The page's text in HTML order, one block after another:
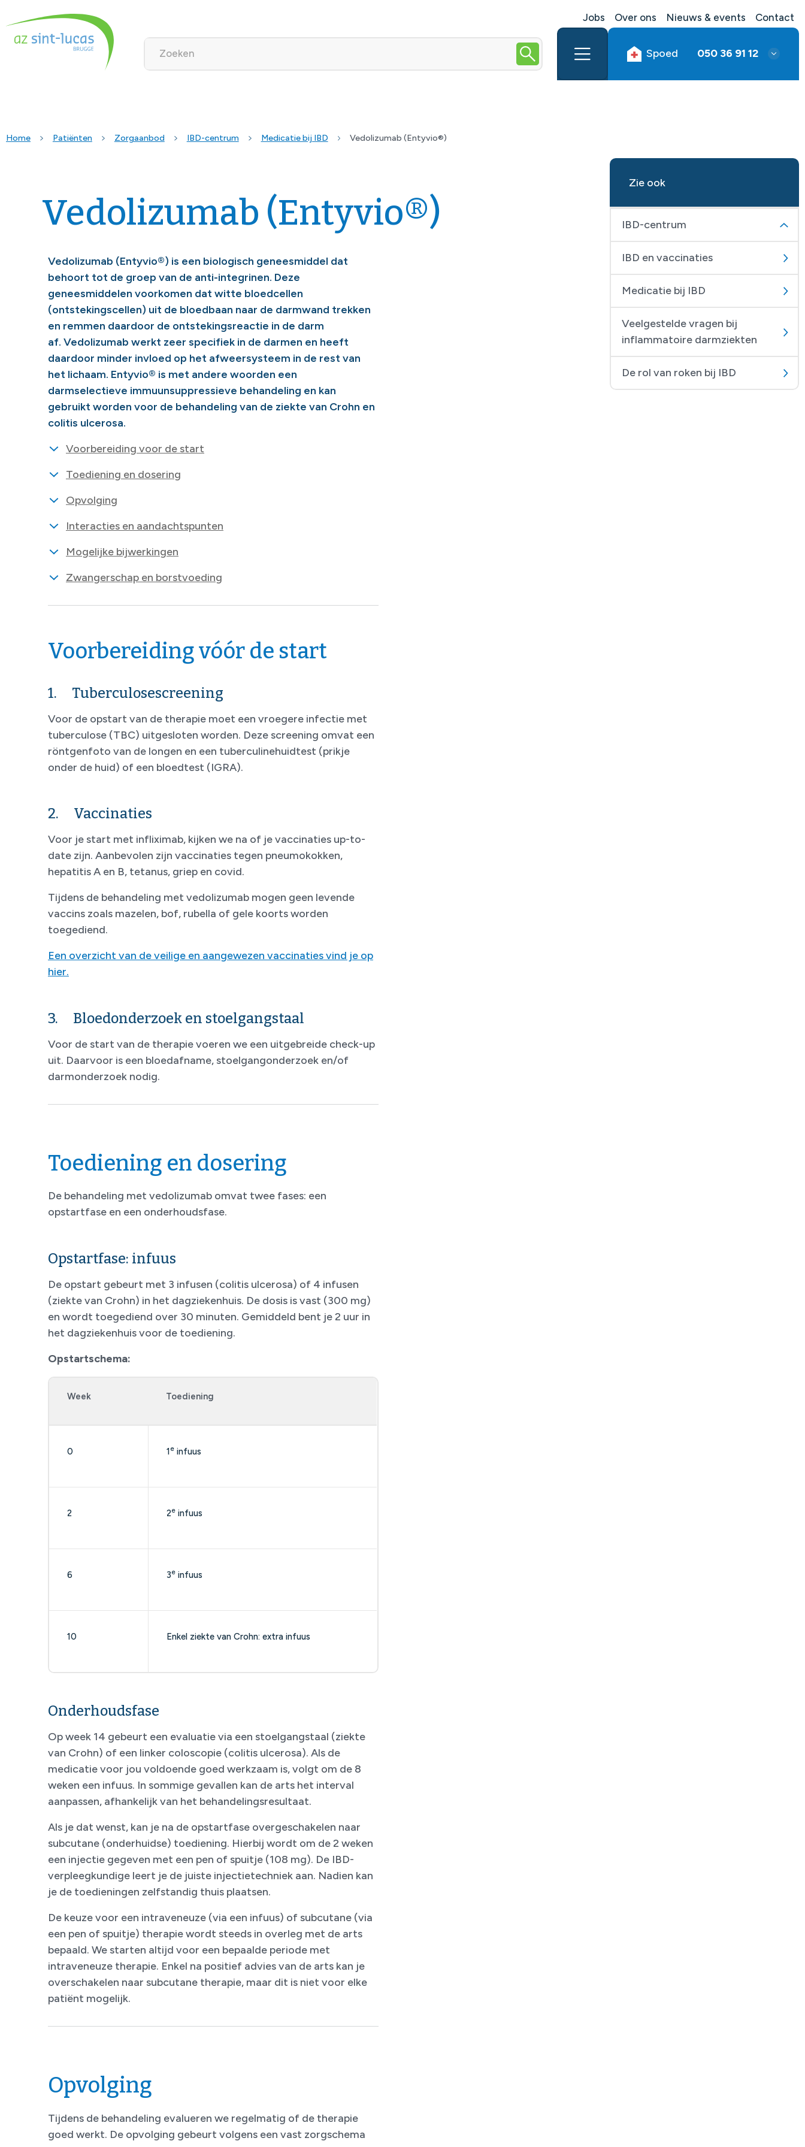
Jobs Over ons Nieuws & events Contact
Spoed 050 36 91 12
Home Patiënten Zorgaanbod IBD-centrum Medicatie bij IBD Vedolizumab (Entyvio®)
Vedolizumab (Entyvio®)
Vedolizumab (Entyvio®) is een biologisch geneesmiddel dat
behoort tot de groep van de anti-integrinen. Deze
geneesmiddelen voorkomen dat witte bloedcellen
(ontstekingscellen) uit de bloedbaan naar de darmwand trekken
en remmen daardoor de ontstekingsreactie in de darm
af. Vedolizumab werkt zeer specifiek in de darmen en heeft
daardoor minder invloed op het afweersysteem in de rest van
het lichaam. Entyvio® is met andere woorden een
darmselectieve immuunsuppressieve behandeling en kan
gebruikt worden voor de behandeling van de ziekte van Crohn en
colitis ulcerosa.
Voorbereiding voor de start
Toediening en dosering
Opvolging
Interacties en aandachtspunten
Mogelijke bijwerkingen
Zwangerschap en borstvoeding
Voorbereiding vóór de start
1. Tuberculosescreening
Voor de opstart van de therapie moet een vroegere infectie met
tuberculose (TBC) uitgesloten worden. Deze screening omvat een
röntgenfoto van de longen en een tuberculinehuidtest (prikje
onder de huid) of een bloedtest (IGRA).
2. Vaccinaties
Voor je start met infliximab, kijken we na of je vaccinaties up-to-
date zijn. Aanbevolen zijn vaccinaties tegen pneumokokken,
hepatitis A en B, tetanus, griep en covid.
Tijdens de behandeling met vedolizumab mogen geen levende
vaccins zoals mazelen, bof, rubella of gele koorts worden
toegediend.
Een overzicht van de veilige en aangewezen vaccinaties vind je op
hier.
3. Bloedonderzoek en stoelgangstaal
Voor de start van de therapie voeren we een uitgebreide check-up
uit. Daarvoor is een bloedafname, stoelgangonderzoek en/of
darmonderzoek nodig.
Toediening en dosering
De behandeling met vedolizumab omvat twee fases: een
opstartfase en een onderhoudsfase.
Opstartfase: infuus
De opstart gebeurt met 3 infusen (colitis ulcerosa) of 4 infusen
(ziekte van Crohn) in het dagziekenhuis. De dosis is vast (300 mg)
en wordt toegediend over 30 minuten. Gemiddeld bent je 2 uur in
het dagziekenhuis voor de toediening.
Opstartschema:
Week Toediening
0 1e infuus
2 2e infuus
6 3e infuus
10 Enkel ziekte van Crohn: extra infuus
Onderhoudsfase
Op week 14 gebeurt een evaluatie via een stoelgangstaal (ziekte
van Crohn) of een linker coloscopie (colitis ulcerosa). Als de
medicatie voor jou voldoende goed werkzaam is, volgt om de 8
weken een infuus. In sommige gevallen kan de arts het interval
aanpassen, afhankelijk van het behandelingsresultaat.
Als je dat wenst, kan je na de opstartfase overgeschakelen naar
subcutane (onderhuidse) toediening. Hierbij wordt om de 2 weken
een injectie gegeven met een pen of spuitje (108 mg). De IBD-
verpleegkundige leert je de juiste injectietechniek aan. Nadien kan
je de toedieningen zelfstandig thuis plaatsen.
De keuze voor een intraveneuze (via een infuus) of subcutane (via
een pen of spuitje) therapie wordt steeds in overleg met de arts
bepaald. We starten altijd voor een bepaalde periode met
intraveneuze therapie. Enkel na positief advies van de arts kan je
overschakelen naar subcutane therapie, maar dit is niet voor elke
patiënt mogelijk.
Opvolging
Tijdens de behandeling evalueren we regelmatig of de therapie
goed werkt. De opvolging gebeurt volgens een vast zorgschema
Zie ook
IBD-centrum
IBD en vaccinaties
Medicatie bij IBD
Veelgestelde vragen bij
inflammatoire darmziekten
De rol van roken bij IBD